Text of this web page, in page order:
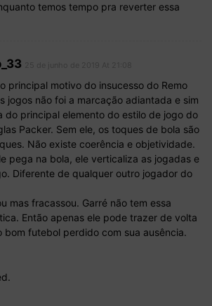
temos tempo pra reverter essa
principal motivo do insucesso do Remo
jogos não foi a marcação adiantada e sim
do principal elemento do estilo de jogo do
Packer. Sem ele, os toques de bola são
Não existe coerência e objetividade.
pega na bola, ele verticaliza as jogadas e
Diferente de qualquer outro jogador do
mas fracassou. Garré não tem essa
Então apenas ele pode trazer de volta
bom futebol perdido com sua ausência.